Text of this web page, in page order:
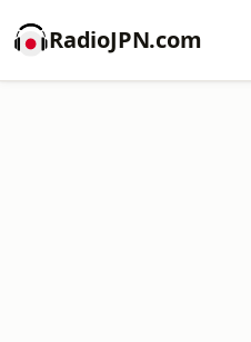
RadioJPN.com